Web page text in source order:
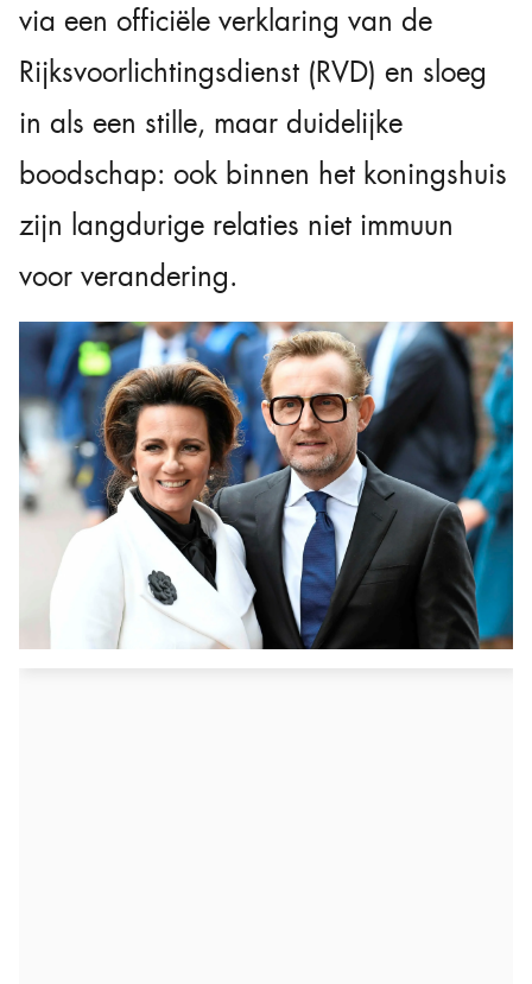
via een officiële verklaring van de
Rijksvoorlichtingsdienst (RVD) en sloeg
in als een stille, maar duidelijke
boodschap: ook binnen het koningshuis
zijn langdurige relaties niet immuun
voor verandering.